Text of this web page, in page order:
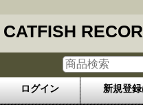
CATFISH
ログイン 新規登